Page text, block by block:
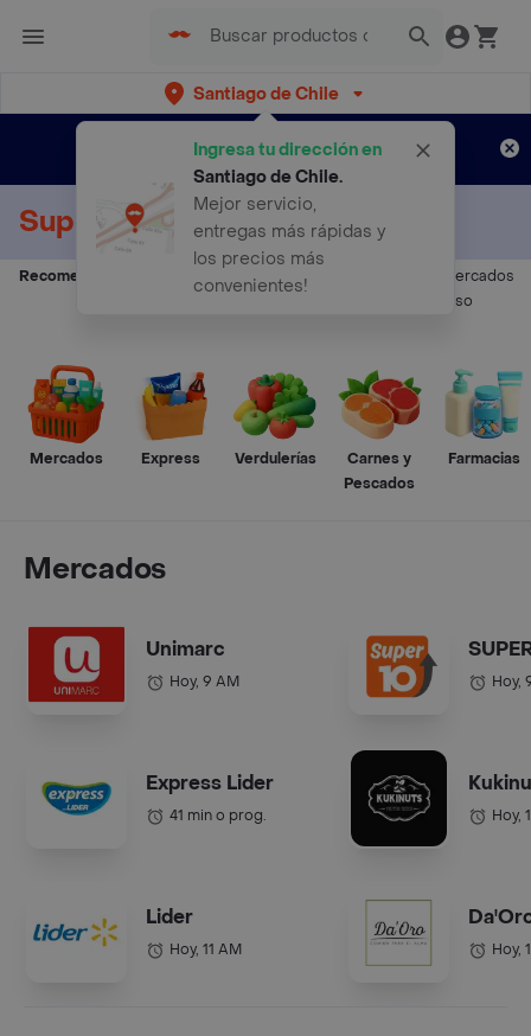
Santiago de Chile
Ingresa tu dirección en
Santiago de Chile.
Mejor servicio,
entregas más rápidas y
los precios más
convenientes!
envíos gratis por semanas
Aplican TyC
Supermercados a Domicilio
Recomendados:
Supermercados
Supermercados
Valparaíso
Mercados Express Verdulerías
Carnes y
Pescados
Farmacias
Mercados
Unimarc
Hoy, 9 AM
Express Lider
41 min o prog.
Lider
Hoy, 11 AM
Hoy,
Hoy,
Hoy,